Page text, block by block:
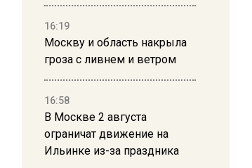
16:19
Москву и область накрыла
гроза с ливнем и ветром
16:58
В Москве 2 августа
ограничат движение на
Ильинке из-за праздника